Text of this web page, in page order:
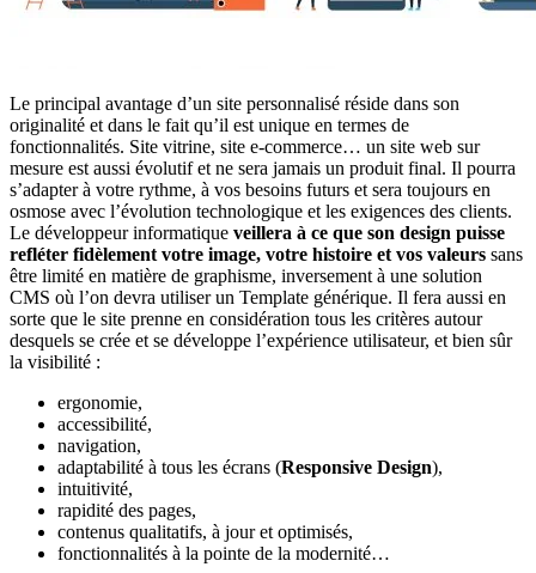
Le principal avantage d’un site personnalisé réside dans son
originalité et dans le fait qu’il est unique en termes de
fonctionnalités. Site vitrine, site e-commerce… un site web sur
mesure est aussi évolutif et ne sera jamais un produit final. Il pourra
s’adapter à votre rythme, à vos besoins futurs et sera toujours en
osmose avec l’évolution technologique et les exigences des clients.
Le développeur informatique veillera à ce que son design puisse
refléter fidèlement votre image, votre histoire et vos valeurs sans
être limité en matière de graphisme, inversement à une solution
CMS où l’on devra utiliser un Template générique. Il fera aussi en
sorte que le site prenne en considération tous les critères autour
desquels se crée et se développe l’expérience utilisateur, et bien sûr
la visibilité :
ergonomie,
accessibilité,
navigation,
adaptabilité à tous les écrans (Responsive Design),
intuitivité,
rapidité des pages,
contenus qualitatifs, à jour et optimisés,
fonctionnalités à la pointe de la modernité…